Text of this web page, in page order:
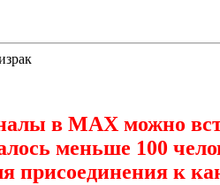
в МАХ можно
меньше 100
присоединения к